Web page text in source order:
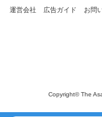
運営会社 広告ガイド お問
Copyright© The